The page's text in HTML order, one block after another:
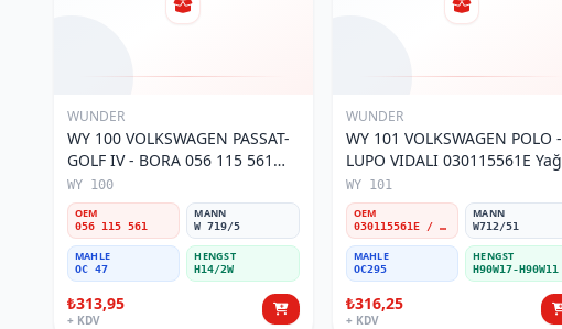
WUNDER
WY 100 VOLKSWAGEN PASSAT-
GOLF IV - BORA 056 115 561
Yağ Filtresi
WY 100
OEM
056 115 561
MANN
W 719/5
MAHLE
OC 47
HENGST
H14/2W
₺313,95
+ KDV
WUNDER
WY 101 VOLKSWAGEN POLO -
LUPO VIDALI 030115561E Yağ
Filtresi
WY 101
OEM
030115561E / 030115561AA / 030115561AB / 030115561AD
MANN
W712/51
MAHLE
OC295
HENGST
H90W17-H90W11
₺316,25
+ KDV